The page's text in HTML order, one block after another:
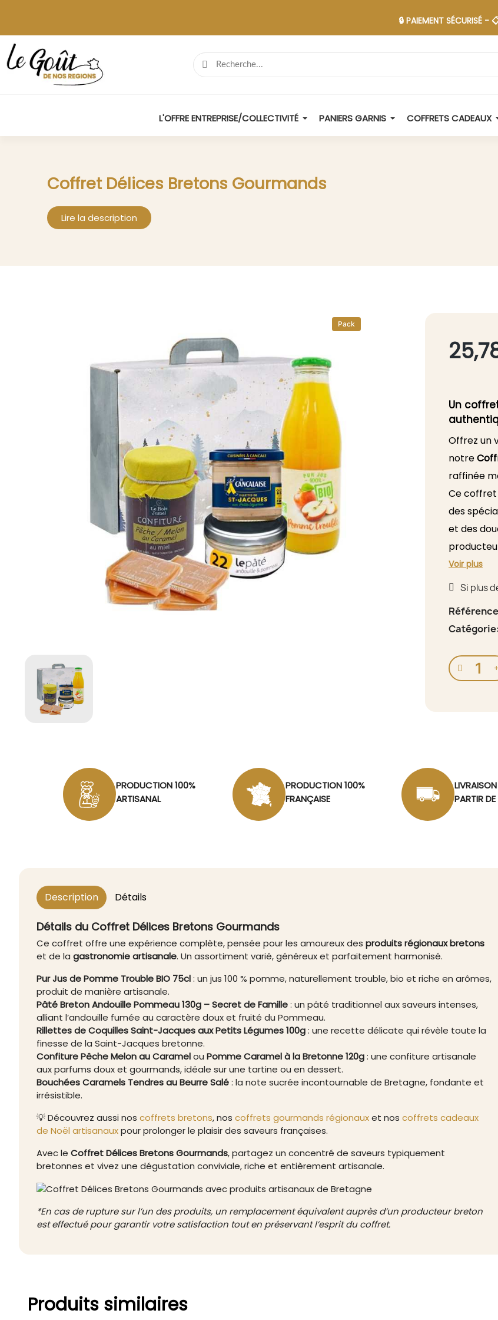
🔒 PAIEMENT SÉCURISÉ - 📋 DEVIS
L'OFFRE ENTREPRISE/COLLECTIVITÉ PANIERS GARNIS COFFRETS CADEAUX
Coffret Délices Bretons Gourmands
Lire la description
Pack
Un
Offrez un
notre
raffinée
Ce
des
et des
parfaite
proche ou
Voir plus
Si plus
Référence
Catégorie
PRODUCTION 100%
ARTISANAL
PRODUCTION 100%
FRANÇAISE
PARTIR
Description Détails
Détails du Coffret Délices Bretons Gourmands
Ce coffret offre une expérience complète, pensée pour les amoureux des produits régionaux bretons
et de la gastronomie artisanale. Un assortiment varié, généreux et parfaitement harmonisé.
Pur Jus de Pomme Trouble BIO 75cl: un jus 100 % pomme, naturellement trouble, bio et riche en arômes,
produit de manière artisanale.
Pâté Breton Andouille Pommeau 130g – Secret de Famille: un pâté traditionnel aux saveurs intenses,
alliant l’andouille fumée au caractère doux et fruité du Pommeau.
Rillettes de Coquilles Saint-Jacques aux Petits Légumes 100g: une recette délicate qui révèle toute la
finesse de la Saint-Jacques bretonne.
Confiture Pêche Melon au Caramelou Pomme Caramel à la Bretonne 120g: une confiture artisanale
aux parfums doux et gourmands, idéale sur une tartine ou en dessert.
Bouchées Caramels Tendres au Beurre Salé: la note sucrée incontournable de Bretagne, fondante et
irrésistible.
💡 Découvrez aussi nos coffrets bretons, nos coffrets gourmands régionauxet nos coffrets cadeaux
de Noël artisanauxpour prolonger le plaisir des saveurs françaises.
Avec le Coffret Délices Bretons Gourmands, partagez un concentré de saveurs typiquement
bretonnes et vivez une dégustation conviviale, riche et entièrement artisanale.
*En cas de rupture sur l’un des produits, un remplacement équivalent auprès d’un producteur breton
est effectué pour garantir votre satisfaction tout en préservant l’esprit du coffret.
Produits similaires